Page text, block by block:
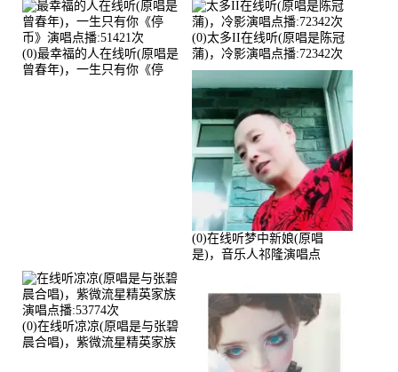
(0)最幸福的人在线听(原唱是
曾春年)，一生只有你《停
(0)太多II在线听(原唱是陈冠
蒲)，冷影演唱点播:72342次
(0)在线听梦中新娘(原唱
是)，音乐人祁隆演唱点
(0)在线听凉凉(原唱是与张碧
晨合唱)，紫微流星精英家族